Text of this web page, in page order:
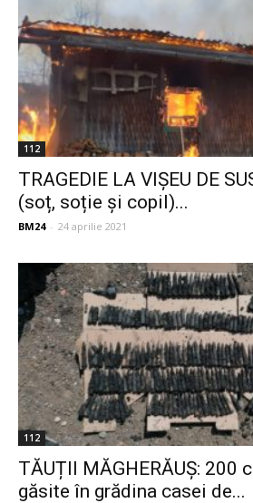
112
TRAGEDIE LA VIŞEU DE
(soț, soție și copil)...
BM24 - 24 aprilie 2021
112
TĂUȚII MĂGHERĂUȘ: 200
găsite în grădina casei de...